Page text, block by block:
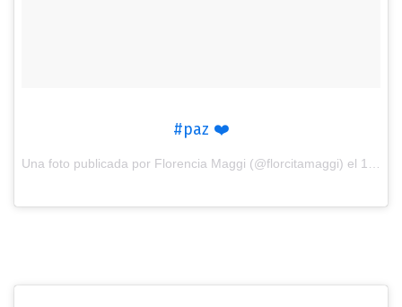
#paz ❤️
Una foto publicada por Florencia Maggi (@florcitamaggi) el 12 de Ago de 2016 a la(s) 8:13 PDT